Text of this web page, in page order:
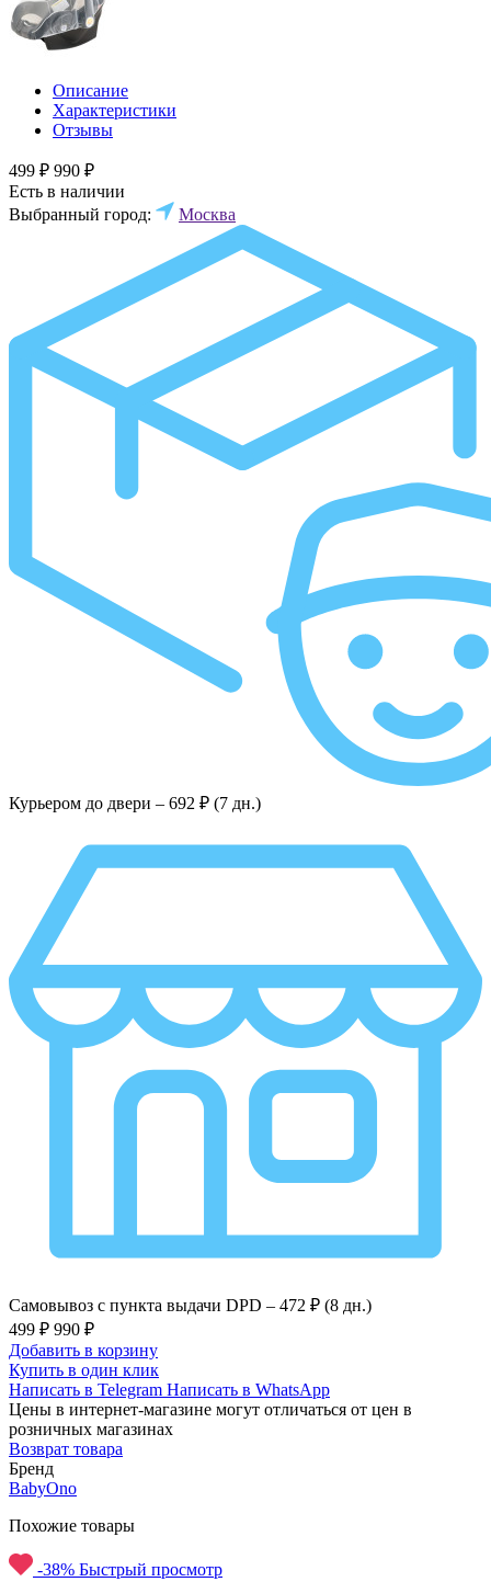
Описание
Характеристики
Отзывы
499 ₽ 990 ₽
Есть в наличии
Выбранный город:
Москва
Курьером до двери – 692 ₽ (7 дн.)
Самовывоз с пункта выдачи DPD – 472 ₽ (8 дн.)
499 ₽ 990 ₽
Добавить в корзину
Купить в один клик
Написать в Telegram Написать в WhatsApp
Цены в интернет-магазине могут отличаться от цен в
розничных магазинах
Возврат товара
Бренд
BabyOno
Похожие товары
-38% Быстрый просмотр